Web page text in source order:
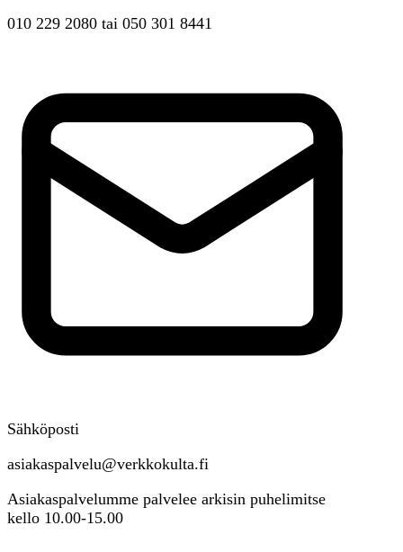
010 229 2080 tai 050 301 8441
Sähköposti
asiakaspalvelu@verkkokulta.fi
Asiakaspalvelumme palvelee arkisin puhelimitse
kello 10.00-15.00